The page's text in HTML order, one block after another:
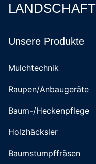
Unsere Produkte
Mulchtechnik
Raupen/Anbaugeräte
Baum-/Heckenpflege
Holzhäcksler
Baumstumpffräsen